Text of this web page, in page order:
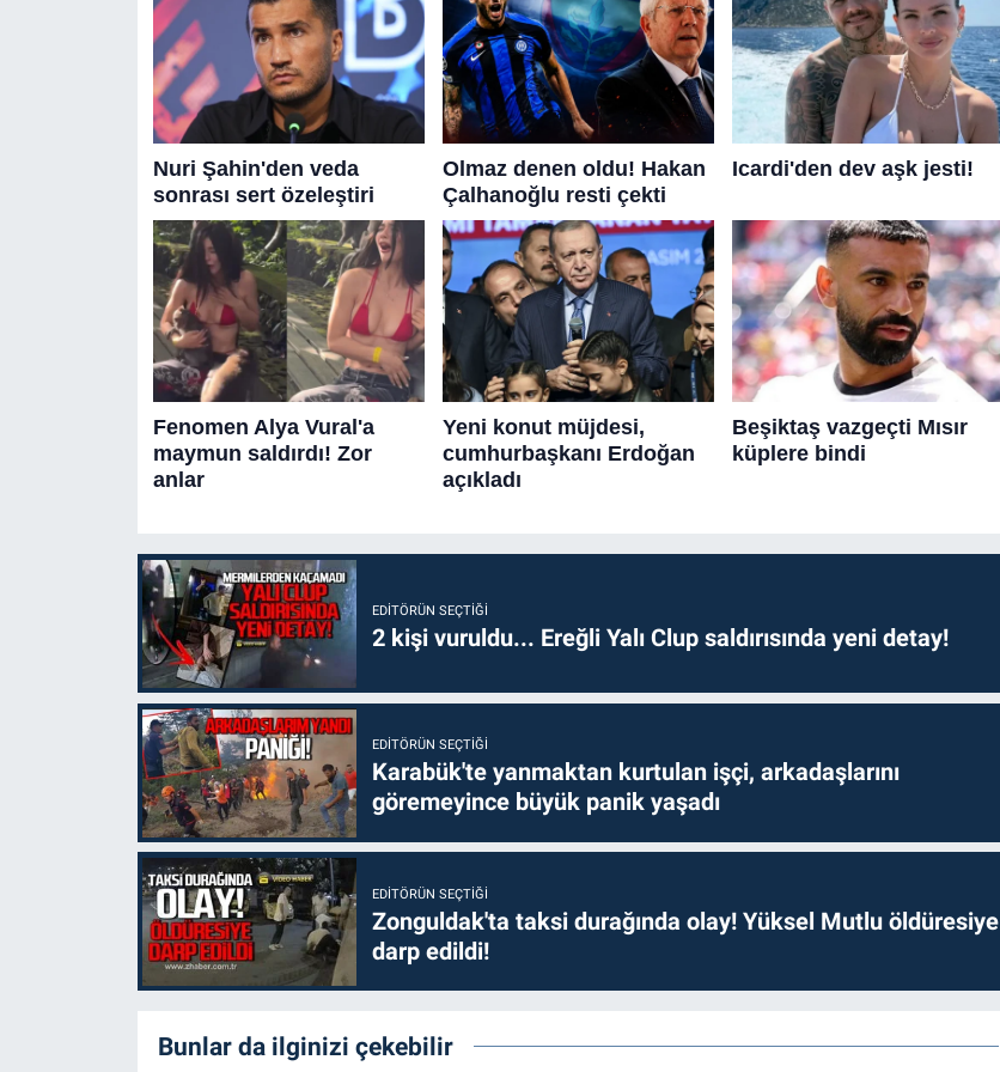
EDITÖRÜN SEÇTIĞI
2 kişi vuruldu... Ereğli Yalı Clup saldırısında yeni detay!
EDITÖRÜN SEÇTIĞI
Karabük'te yanmaktan kurtulan işçi, arkadaşlarını
göremeyince büyük panik yaşadı
EDITÖRÜN SEÇTIĞI
Zonguldak'ta taksi durağında olay! Yüksel Mutlu öldüresiye
darp edildi!
Bunlar da ilginizi çekebilir